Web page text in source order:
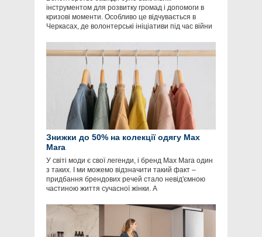
інструментом для розвитку громад і допомоги в
кризові моменти. Особливо це відчувається в
Черкасах, де волонтерські ініціативи під час війни
Знижки до 50% на колекції одягу Max
Mara
У світі моди є свої легенди, і бренд Max Mara один
з таких. І ми можемо відзначити такий факт –
придбання брендових речей стало невід'ємною
частиною життя сучасної жінки. А